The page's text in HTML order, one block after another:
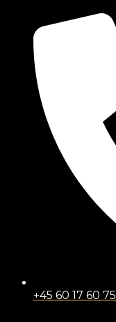
+45 60 17 60 75